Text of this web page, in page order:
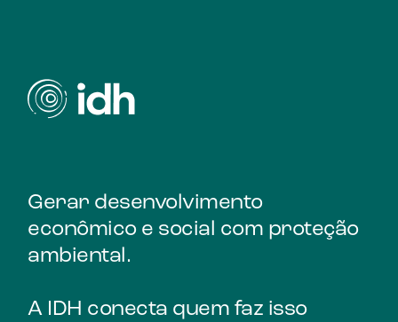
Gerar desenvolvimento
econômico e social com proteção
ambiental.
A IDH conecta quem faz isso